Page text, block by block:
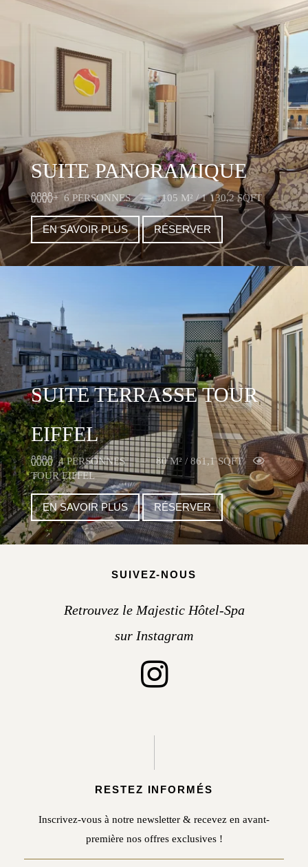
SUITE PANORAMIQUE
6 PERSONNES 105 M² / 1 130,2 SQFT
EN SAVOIR PLUS RÉSERVER
SUITE TERRASSE TOUR
EIFFEL
4 PERSONNES
80 M² / 861,1 SQFT
TOUR EIFFEL
EN SAVOIR PLUS RÉSERVER
SUIVEZ-NOUS
Retrouvez le Majestic Hôtel-Spa
sur Instagram
RESTEZ INFORMÉS
Inscrivez-vous à notre newsletter & recevez en avant-
première nos offres exclusives !